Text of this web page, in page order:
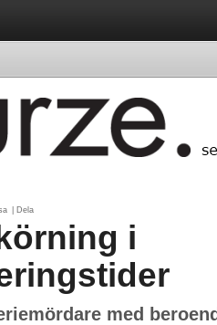
Dela
i
med